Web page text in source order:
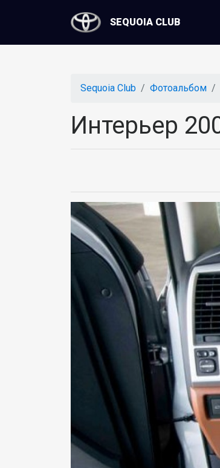
SEQUOIA CLUB
Sequoia Club Фотоальбом
Интерьер